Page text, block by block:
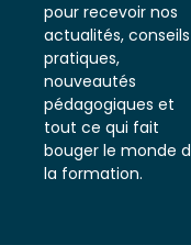
notre newsletter
pour recevoir nos
actualités, conseils
pratiques,
nouveautés
pédagogiques et
tout ce qui fait
bouger le monde de